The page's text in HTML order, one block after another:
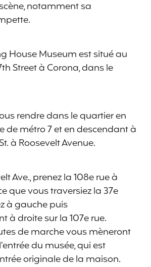
notamment sa
House Museum est situé au
Street à Corona, dans le
rendre dans le quartier en
de métro 7 et en descendant à
à Roosevelt Avenue.
Ave., prenez la 108e rue à
que vous traversiez la 37e
à gauche puis
à droite sur la 107e rue.
de marche vous mèneront
du musée, qui est
originale de la maison.